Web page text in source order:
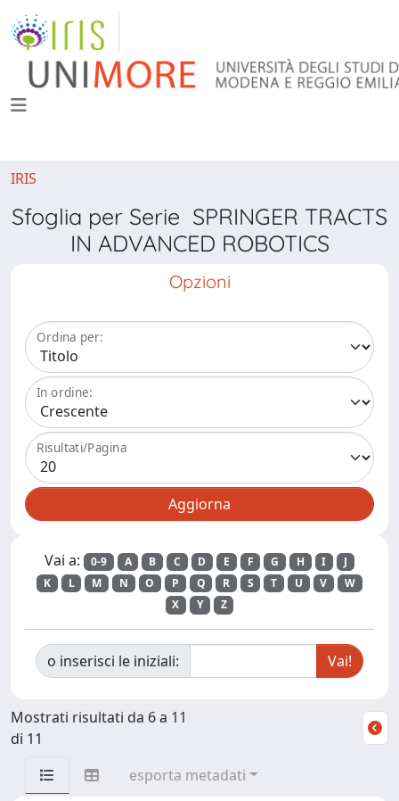
IRIS
Sfoglia per Serie SPRINGER TRACTS
IN ADVANCED ROBOTICS
Opzioni
Ordina per:
In ordine:
Risultati/Pagina
Vai a: 0-9 A B C D E F G H I
J
K
L M N O P Q R S T U V
W
X
Y Z
o inserisci le iniziali:
Mostrati risultati da 6 a 11
di 11
esporta metadati